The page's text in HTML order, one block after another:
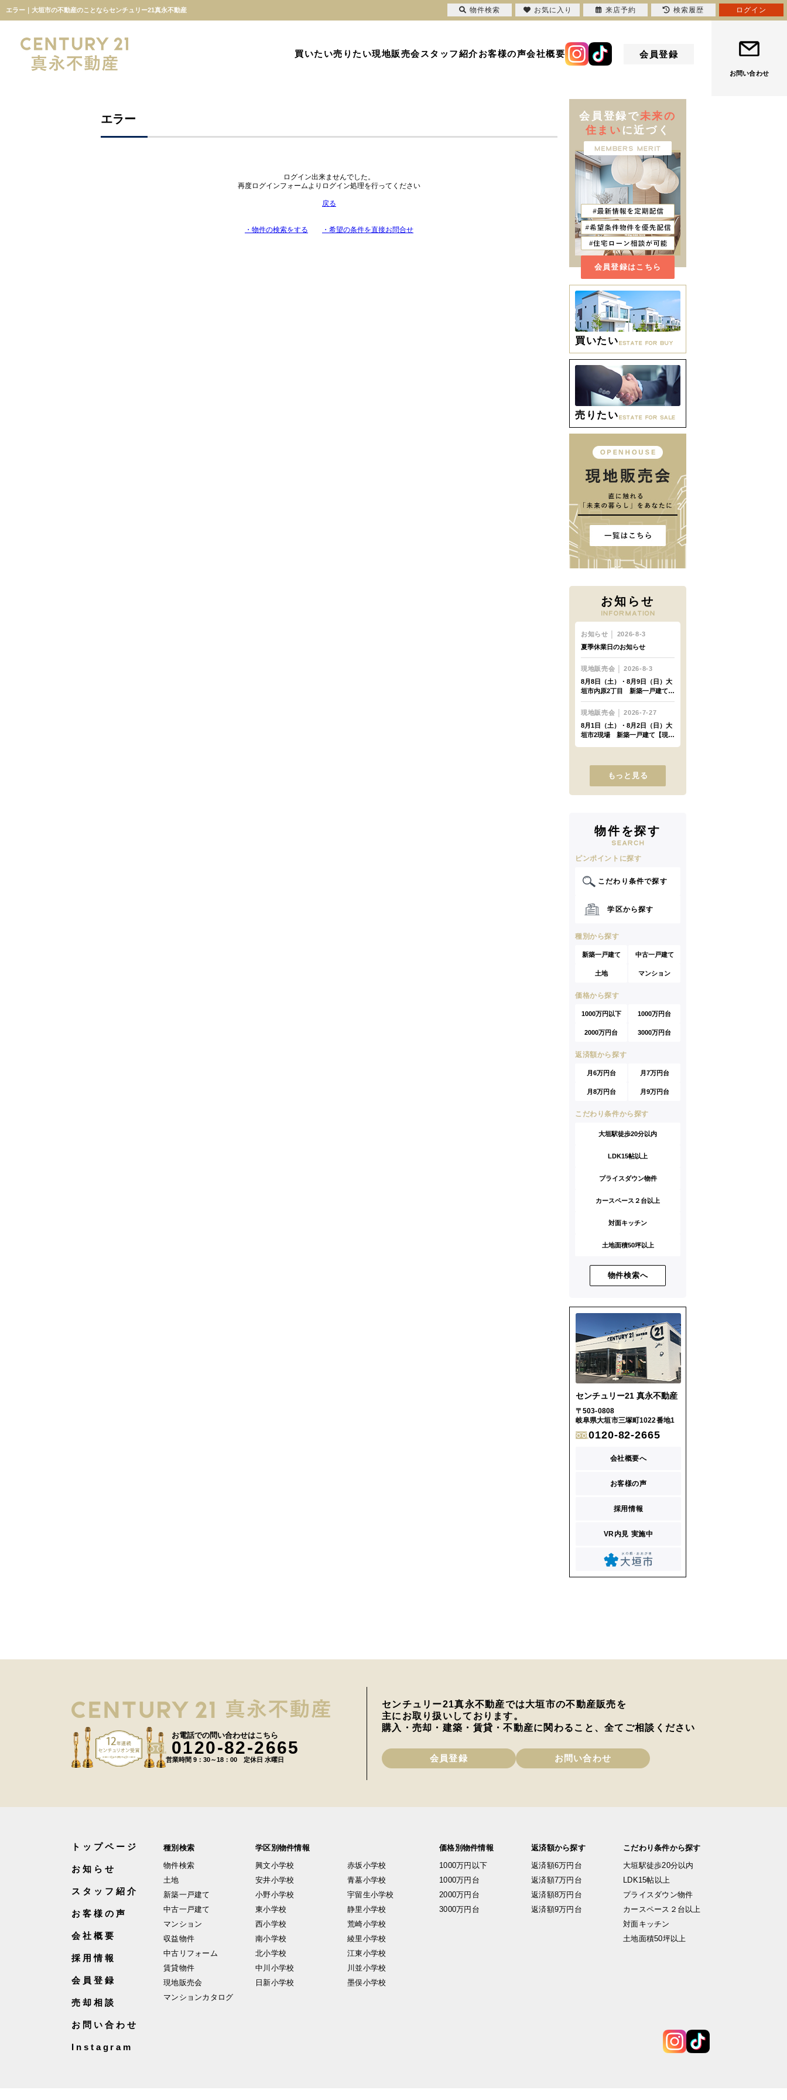
エラー｜大垣市の不動産のことならセンチュリー21真永不動産
買いたい売りたい現地販売会スタッフ紹介お客様の声会社概要 会員登録
お問い合わせ
エラー
ログイン出来ませんでした。
再度ログインフォームよりログイン処理を行ってください
戻る
・物件の検索をする ・希望の条件を直接お問合せ
会員登録で未来の
住まい に近づく
会員登録はこちら
買いたい
売りたい
お知らせ
もっと見る
物件を探す
ピンポイントに探す
こだわり条件で探す
学区から探す
種別から探す
新築一戸建て 中古一戸建て
土地 マンション
価格から探す
1000万円以下 1000万円台
2000万円台 3000万円台
返済額から探す
月6万円台 月7万円台
月8万円台 月9万円台
こだわり条件から探す
大垣駅徒歩20分以内
LDK15帖以上
プライスダウン物件
カースペース２台以上
対面キッチン
土地面積50坪以上
物件検索へ
センチュリー21 真永不動産
〒503-0808
岐阜県大垣市三塚町1022番地1
0120-82-2665
会社概要へ
お客様の声
採用情報
VR内見 実施中
お電話での問い合わせはこちら
0120-82-2665
営業時間 9：30～18：00 定休日 水曜日
センチュリー21真永不動産では大垣市の不動産販売を
主にお取り扱いしております。
購入・売却・建築・賃貸・不動産に関わること、全てご相談ください
会員登録 お問い合わせ
トップページ
お知らせ
スタッフ紹介
お客様の声
会社概要
採用情報
会員登録
売却相談
お問い合わせ
Instagram
種別検索
物件検索
土地
新築一戸建て
中古一戸建て
マンション
収益物件
中古リフォーム
賃貸物件
現地販売会
マンションカタログ
学区別物件情報
興文小学校
安井小学校
小野小学校
東小学校
西小学校
南小学校
北小学校
中川小学校
日新小学校
赤坂小学校
青墓小学校
宇留生小学校
静里小学校
荒崎小学校
綾里小学校
江東小学校
川並小学校
墨俣小学校
価格別物件情報
1000万円以下
1000万円台
2000万円台
3000万円台
返済額から探す
返済額6万円台
返済額7万円台
返済額8万円台
返済額9万円台
こだわり条件から探す
大垣駅徒歩20分以内
LDK15帖以上
プライスダウン物件
カースペース２台以上
対面キッチン
土地面積50坪以上
物件検索 お気に入り 来店予約 検索履歴 ログイン